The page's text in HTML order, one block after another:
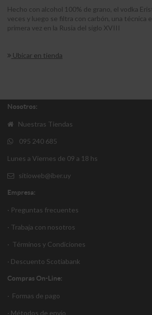
Hecho con alcohol 100% de grano, el vodka
veces y luego se filtra con carbón, una técnica
primera vez en la Rusia del siglo XVIII
Ubicar en tienda
Nosotros:
Nuestras Tiendas
095 240 685
Lunes a Viernes de 09 a 18 hs
sitioweb@iber.uy
Empresa:
· Preguntas frecuentes
· Trabaja con nosotros
· Términos y Condiciones
· Descuento Scotiabank
Compras On-Line:
· Formas de pago
· Métodos de envío